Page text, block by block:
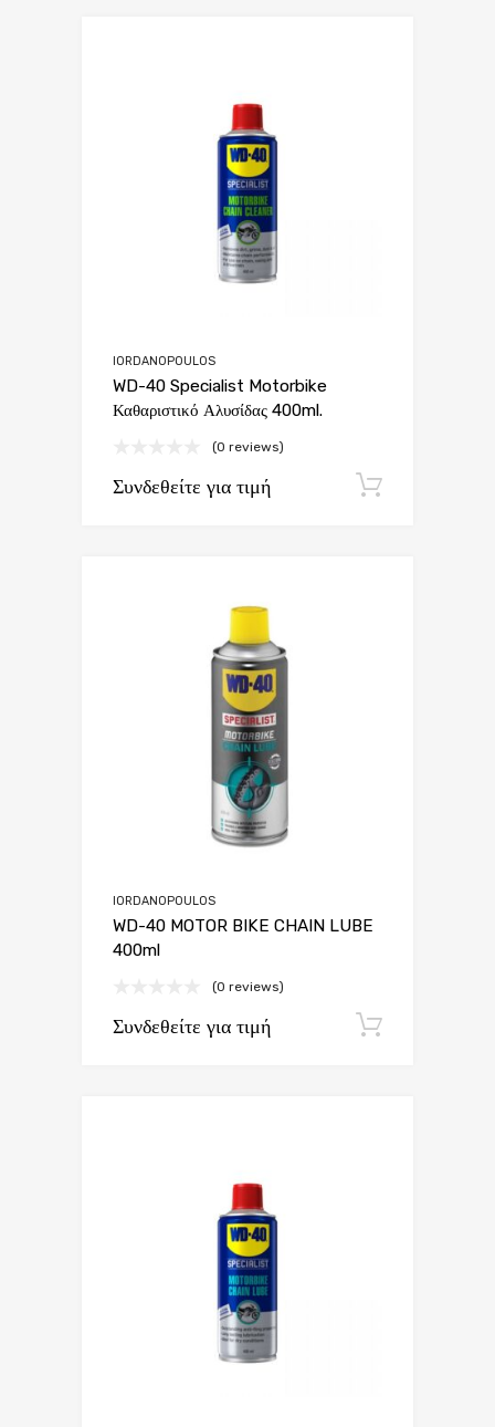
IORDANOPOULOS
WD-40 Specialist Motorbike
Καθαριστικό Αλυσίδας 400ml.
(0 reviews)
Συνδεθείτε για τιμή
IORDANOPOULOS
WD-40 MOTOR BIKE CHAIN LUBE
400ml
(0 reviews)
Συνδεθείτε για τιμή